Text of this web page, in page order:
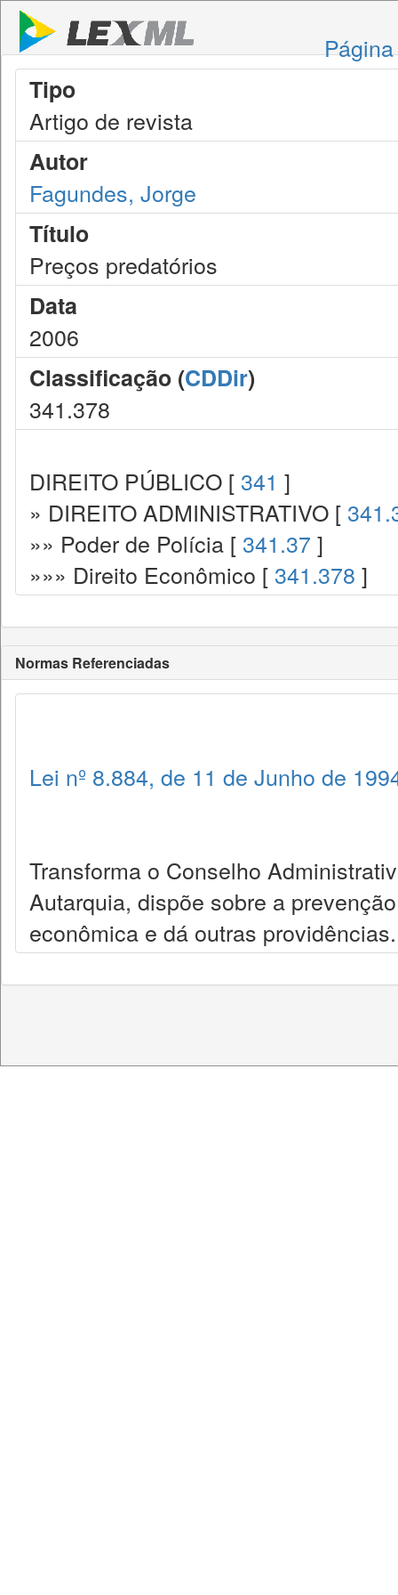
Tipo
Artigo de revista
Autor
Fagundes, Jorge
Título
Preços predatórios
Data
2006
Classificação (CDDir)
341.378
DIREITO PÚBLICO [ 341 ]
» DIREITO ADMINISTRATIVO [
»» Poder de Polícia [ 341.37 ]
»»» Direito Econômico [ 341.378 ]
Normas Referenciadas
Lei nº 8.884, de 11 de Junho de
Transforma o Conselho
Autarquia, dispõe sobre a
econômica e dá outras providências.